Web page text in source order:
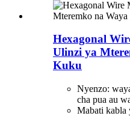
Hexagonal
Ulinzi ya
Kuku
Nyenzo:
cha pua au
Mabati kabla